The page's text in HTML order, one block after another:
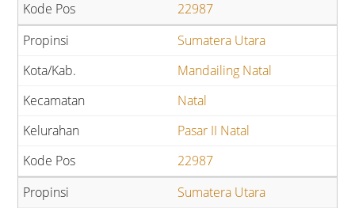
22987
Sumatera Utara
Mandailing Natal
Natal
Pasar II Natal
22987
Sumatera Utara